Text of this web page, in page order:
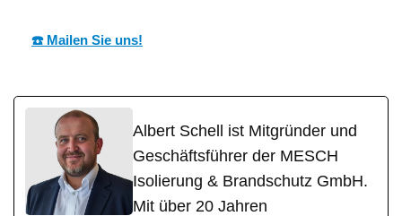
☎️ Mailen Sie uns!
Albert Schell ist Mitgründer und
Geschäftsführer der MESCH
Isolierung & Brandschutz GmbH.
Mit über 20 Jahren